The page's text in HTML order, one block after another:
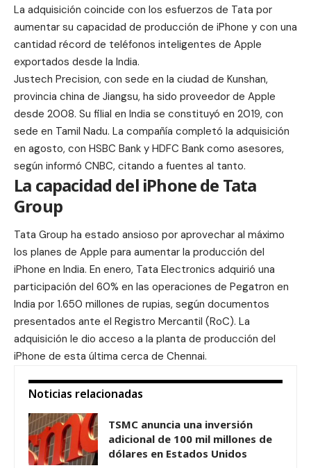
La adquisición coincide con los esfuerzos de Tata por
aumentar su capacidad de producción de iPhone y con una
cantidad récord de teléfonos inteligentes de Apple
exportados desde la India.
Justech Precision, con sede en la ciudad de Kunshan,
provincia china de Jiangsu, ha sido proveedor de Apple
desde 2008. Su filial en India se constituyó en 2019, con
sede en Tamil Nadu. La compañía completó la adquisición
en agosto, con HSBC Bank y HDFC Bank como asesores,
según informó CNBC, citando a fuentes al tanto.
La capacidad del iPhone de Tata
Group
Tata Group ha estado ansioso por aprovechar al máximo
los planes de Apple para aumentar la producción del
iPhone en India. En enero, Tata Electronics adquirió una
participación del 60% en las operaciones de Pegatron en
India por 1.650 millones de rupias, según documentos
presentados ante el Registro Mercantil (RoC). La
adquisición le dio acceso a la planta de producción del
iPhone de esta última cerca de Chennai.
Noticias relacionadas
TSMC anuncia una inversión
adicional de 100 mil millones de
dólares en Estados Unidos